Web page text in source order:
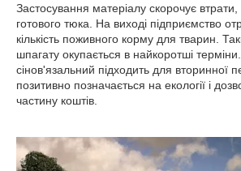
Застосування матеріалу скорочує
готового тюка. На виході підприємство
кількість поживного корму для тварин.
шпагату окупається в найкоротші
сінов'язальний підходить для вторинної
позитивно позначається на екології і
частину коштів.